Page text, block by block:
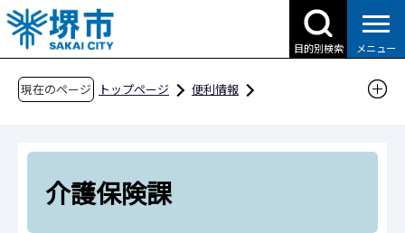
こ
の
ペ
目的別検索 メニュー
現在のページ トップページ
便利情報
申請書ダウンロード（市民の方へ）
組織別検索
介護保険課
介護保険課